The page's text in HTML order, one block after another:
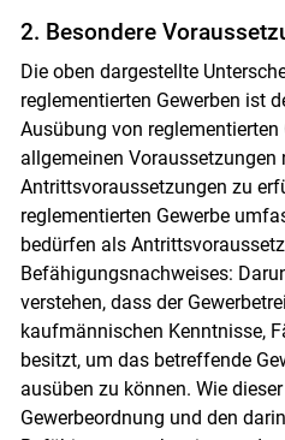
2. Besondere
Die oben dargestellte
reglementierten Gewerben ist
Ausübung von reglementierten
allgemeinen Voraussetzungen
Antrittsvoraussetzungen zu
reglementierten Gewerbe
bedürfen als
Befähigungsnachweises:
verstehen, dass der
kaufmännischen Kenntnisse,
besitzt, um das betreffende
ausüben zu können. Wie
Gewerbeordnung und den